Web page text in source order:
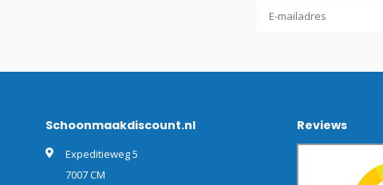
Schoonmaakdiscount.nl
Expeditieweg 5
7007 CM
Reviews